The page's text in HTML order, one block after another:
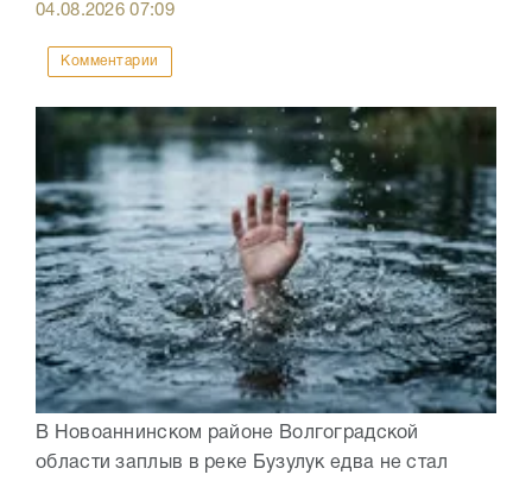
04.08.202607:09
Комментарии
В Новоаннинском районе Волгоградской
области заплыв в реке Бузулук едва не стал